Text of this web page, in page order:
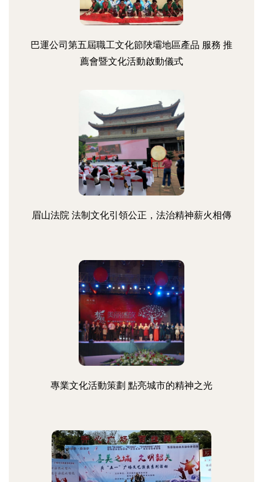
巴運公司第五屆職工文化節陜壩地區產品 服務 推
薦會暨文化活動啟動儀式
眉山法院 法制文化引領公正，法治精神薪火相傳
專業文化活動策劃 點亮城市的精神之光